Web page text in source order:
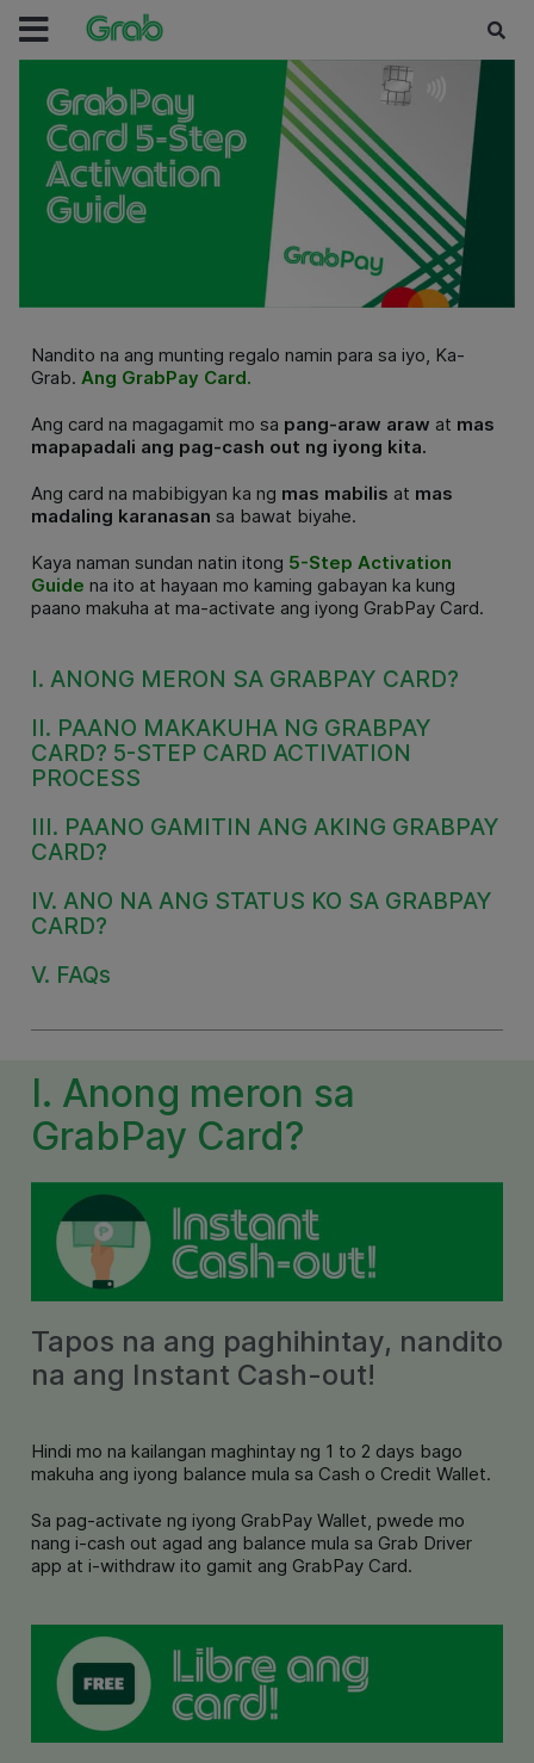
Nandito na ang munting regalo namin para sa iyo, Ka-
Grab. Ang GrabPay Card.
Ang card na magagamit mo sa pang-araw araw at mas
mapapadali ang pag-cash out ng iyong kita.
Ang card na mabibigyan ka ng mas mabilis at mas
madaling karanasan sa bawat biyahe.
Kaya naman sundan natin itong 5-Step Activation
Guide na ito at hayaan mo kaming gabayan ka kung
paano makuha at ma-activate ang iyong GrabPay Card.
I. ANONG MERON SA GRABPAY CARD?
II. PAANO MAKAKUHA NG GRABPAY
CARD? 5-STEP CARD ACTIVATION
PROCESS
III. PAANO GAMITIN ANG AKING GRABPAY
CARD?
IV. ANO NA ANG STATUS KO SA GRABPAY
CARD?
V. FAQs
I. Anong meron sa
GrabPay Card?
Tapos na ang paghihintay, nandito
na ang Instant Cash-out!
Hindi mo na kailangan maghintay ng 1 to 2 days bago
makuha ang iyong balance mula sa Cash o Credit Wallet.
Sa pag-activate ng iyong GrabPay Wallet, pwede mo
nang i-cash out agad ang balance mula sa Grab Driver
app at i-withdraw ito gamit ang GrabPay Card.